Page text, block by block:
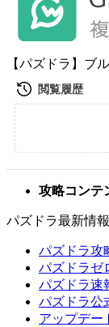
【パズドラ】ブ
攻略コンテ
パズドラ最新情報
パズドラ攻
パズドラゼ
パズドラ速
パズドラ公
アップデー